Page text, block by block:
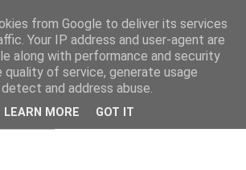
from Google to deliver its services
Your IP address and user-agent are
along with performance and security
of service, generate usage
and address abuse.
LEARN MORE GOT IT